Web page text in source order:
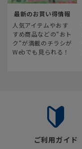
最新のお買い得情報
人気アイテムやおす
すめ商品などの“おト
ク“が満載のチラシが
Webでも見られる！
ご利用ガイド